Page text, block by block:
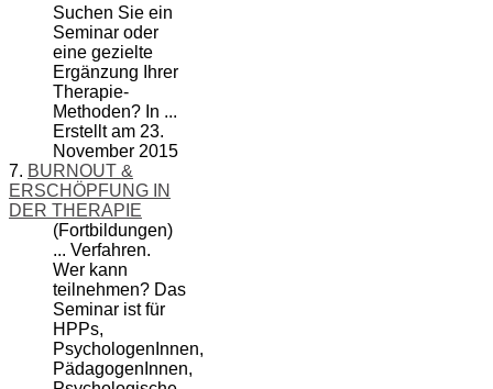
Suchen Sie ein
Seminar oder
eine gezielte
Ergänzung Ihrer
Therapie-
Methoden? In ...
Erstellt am 23.
November 2015
7. BURNOUT &
ERSCHÖPFUNG IN
DER THERAPIE
(Fortbildungen)
... Verfahren.
Wer kann
teilnehmen? Das
Seminar ist für
HPPs,
PsychologenInnen,
PädagogenInnen,